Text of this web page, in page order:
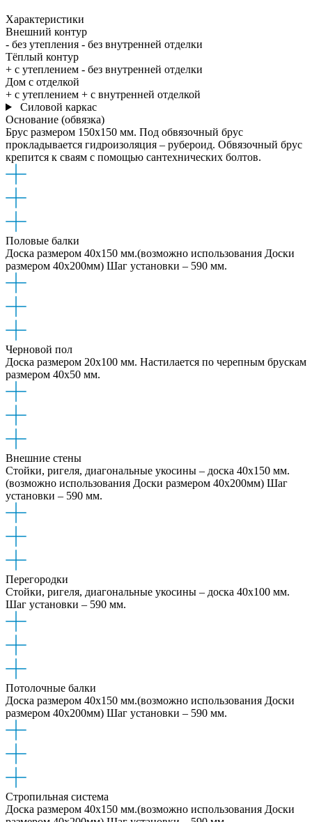
Характеристики
Внешний контур
- без утепления - без внутренней отделки
Тёплый контур
+ с утеплением - без внутренней отделки
Дом с отделкой
+ с утеплением + с внутренней отделкой
Силовой каркас
Основание (обвязка)
Брус размером 150x150 мм. Под обвязочный брус
прокладывается гидроизоляция – рубероид. Обвязочный брус
крепится к сваям с помощью сантехнических болтов.
Половые балки
Доска размером 40x150 мм.(возможно использования Доски
размером 40x200мм) Шаг установки – 590 мм.
Черновой пол
Доска размером 20x100 мм. Настилается по черепным брускам
размером 40х50 мм.
Внешние стены
Стойки, ригеля, диагональные укосины – доска 40x150 мм.
(возможно использования Доски размером 40x200мм) Шаг
установки – 590 мм.
Перегородки
Стойки, ригеля, диагональные укосины – доска 40x100 мм.
Шаг установки – 590 мм.
Потолочные балки
Доска размером 40x150 мм.(возможно использования Доски
размером 40x200мм) Шаг установки – 590 мм.
Стропильная система
Доска размером 40x150 мм.(возможно использования Доски